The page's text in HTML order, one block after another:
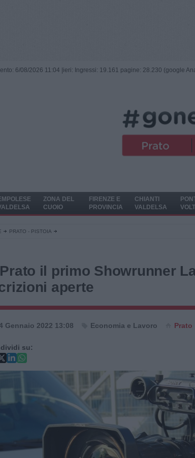
6/08/2026 11:04 | ieri: Ingressi: 19.161 pagine: 28.230 (google
ZONA DEL
CUOIO
FIRENZE E
PROVINCIA
CHIANTI
VALDELSA
PRATO - PISTOIA
il primo Showrunner
aperte
Gennaio 2022 13:08 Economia e Lavoro Prato
su: